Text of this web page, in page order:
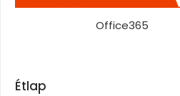
Office365
Étlap